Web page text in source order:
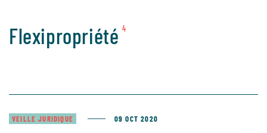
Flexipropriété 4
VEILLE JURIDIQUE 09 OCT 2020